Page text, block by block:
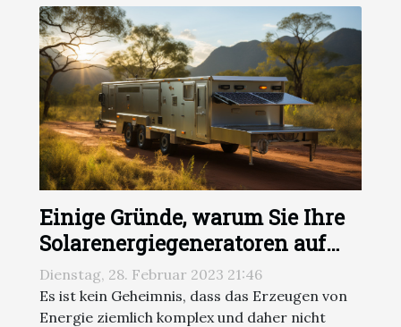
Einige Gründe, warum Sie Ihre
Solarenergiegeneratoren auf
einer spezialisierten Plattform
kaufen sollten
Dienstag, 28. Februar 2023 21:46
Es ist kein Geheimnis, dass das Erzeugen von
Energie ziemlich komplex und daher nicht